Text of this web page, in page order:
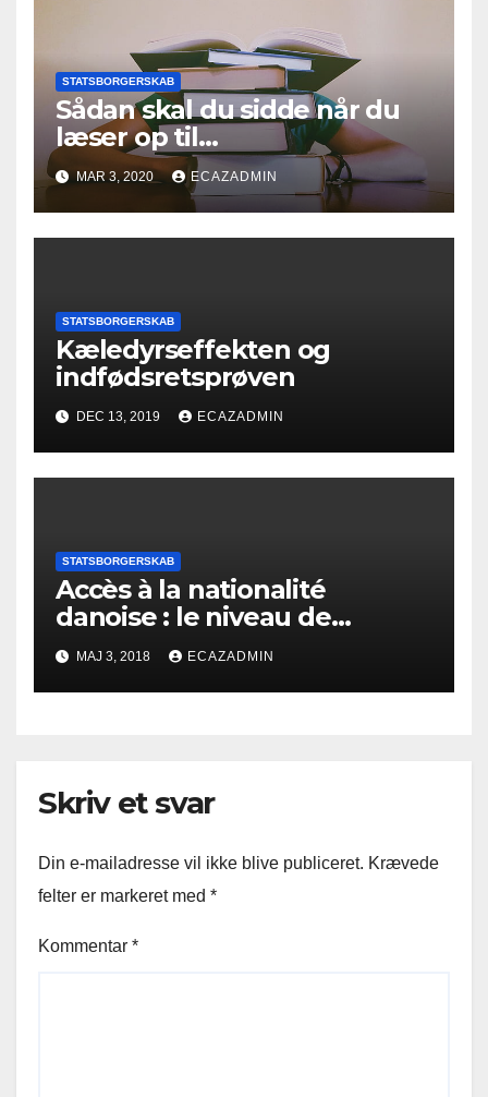
STATSBORGERSKAB
Sådan skal du sidde når du
læser op til
indfødsretsprøven
MAR 3, 2020 ECAZADMIN
STATSBORGERSKAB
Kæledyrseffekten og
indfødsretsprøven
DEC 13, 2019 ECAZADMIN
STATSBORGERSKAB
Accès à la nationalité
danoise : le niveau de
l’examen de nationalité
danoise est à son summum
MAJ 3, 2018 ECAZADMIN
Skriv et svar
Din e-mailadresse vil ikke blive publiceret. Krævede
felter er markeret med *
Kommentar *